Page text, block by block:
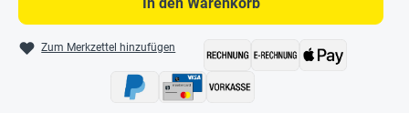
Zum Merkzettel hinzufügen